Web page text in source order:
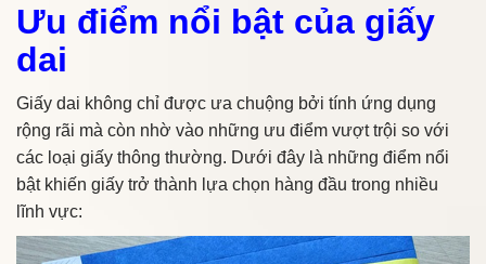
Ưu điểm nổi bật của giấy
dai
Giấy dai không chỉ được ưa chuộng bởi tính ứng dụng
rộng rãi mà còn nhờ vào những ưu điểm vượt trội so với
các loại giấy thông thường. Dưới đây là những điểm nổi
bật khiến giấy trở thành lựa chọn hàng đầu trong nhiều
lĩnh vực: